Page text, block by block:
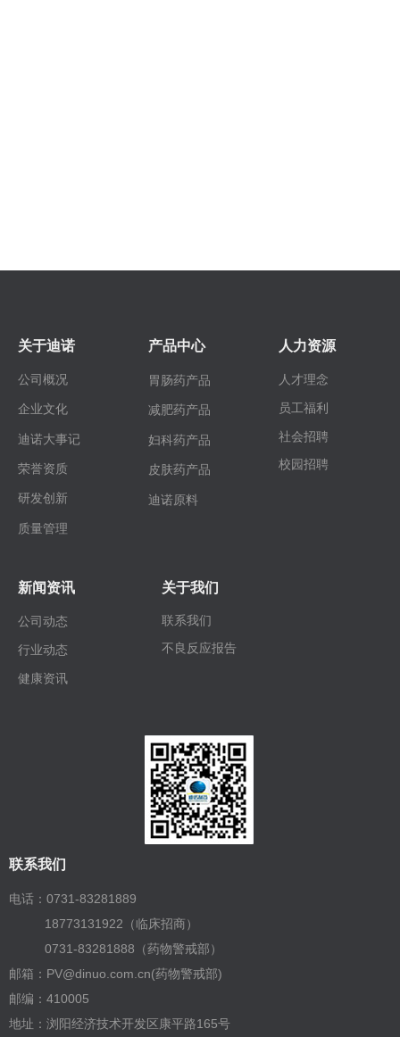
关于迪诺
公司概况
企业文化
迪诺大事记
荣誉资质
研发创新
质量管理
产品中心
胃肠药产品
减肥药产品
妇科药产品
皮肤药产品
迪诺原料
人力资源
人才理念
员工福利
社会招聘
校园招聘
联系我们
电话：0731-83281889
18773131922（临床招商）
0731-83281888（药物警戒部）
邮箱：PV@dinuo.com.cn(药物警戒部)
邮编：410005
地址：浏阳经济技术开发区康平路165号
新闻资讯
公司动态
行业动态
健康资讯
关于我们
联系我们
不良反应报告